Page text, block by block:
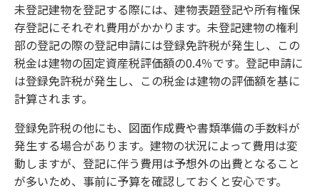
未登記建物を登記する際には、建物表題登記や所有権保
存登記にそれぞれ費用がかかります。未登記建物の権利
部の登記の際の登記申請には登録免許税が発生し、この
税金は建物の固定資産税評価額の0.4％です。登記申請に
は登録免許税が発生し、この税金は建物の評価額を基に
計算されます。
登録免許税の他にも、図面作成費や書類準備の手数料が
発生する場合があります。建物の状況によって費用は変
動しますが、登記に伴う費用は予想外の出費となること
が多いため、事前に予算を確認しておくと安心です。